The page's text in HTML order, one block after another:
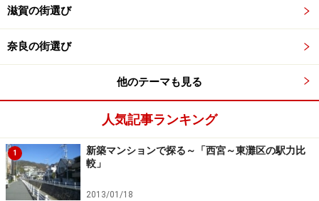
滋賀の街選び
奈良の街選び
他のテーマも見る
人気記事ランキング
1
新築マンションで探る～「西宮～東灘区の駅力比
較」
2013/01/18